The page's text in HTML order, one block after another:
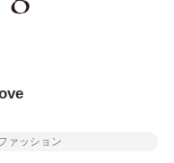
ァッション